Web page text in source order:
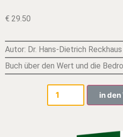
€ 29.50
Autor: Dr. Hans-Dietrich Reckhaus
Buch über den Wert und die
in